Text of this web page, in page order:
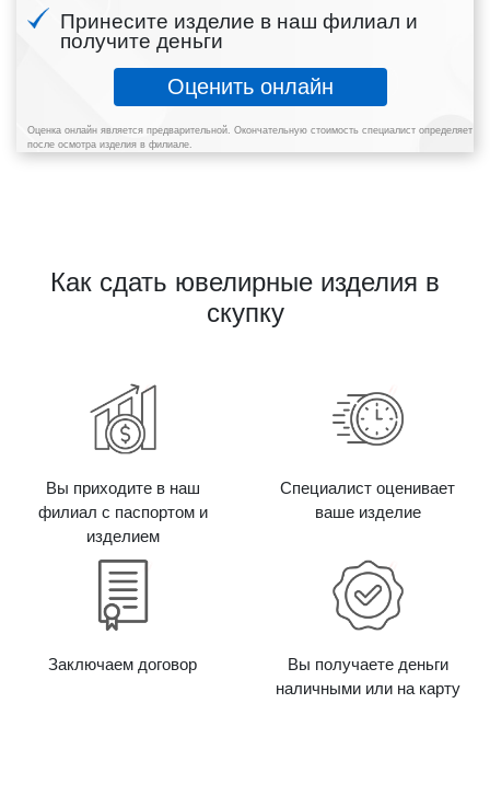
Принесите изделие в наш филиал и
получите деньги
Оценить онлайн
Оценка онлайн является предварительной. Окончательную стоимость специалист определяет
после осмотра изделия в филиале.
Как сдать ювелирные изделия в
скупку
Вы приходите в наш
филиал с паспортом и
изделием
Специалист оценивает
ваше изделие
Заключаем договор
Вы получаете деньги
наличными или на карту